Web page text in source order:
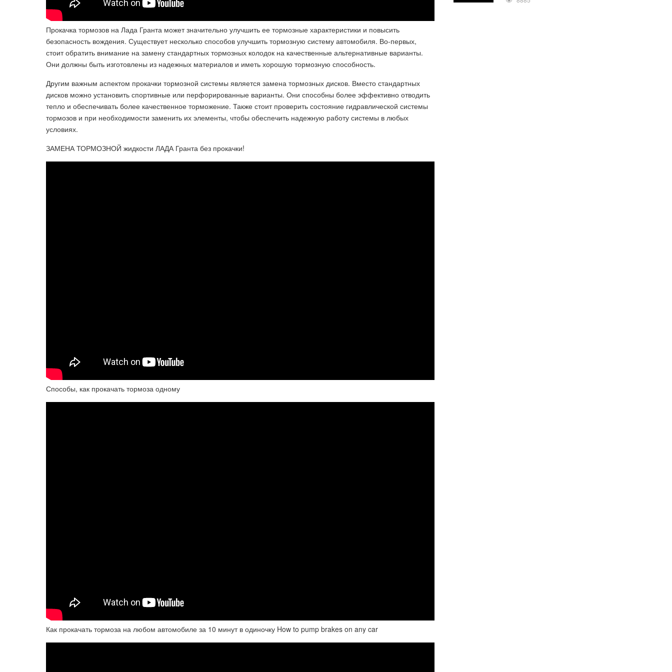
Прокачка тормозов на Лада Гранта может значительно улучшить ее тормозные характеристики и повысить
безопасность вождения. Существует несколько способов улучшить тормозную систему автомобиля. Во-первых,
стоит обратить внимание на замену стандартных тормозных колодок на качественные альтернативные варианты.
Они должны быть изготовлены из надежных материалов и иметь хорошую тормозную способность.
Другим важным аспектом прокачки тормозной системы является замена тормозных дисков. Вместо стандартных
дисков можно установить спортивные или перфорированные варианты. Они способны более эффективно отводить
тепло и обеспечивать более качественное торможение. Также стоит проверить состояние гидравлической системы
тормозов и при необходимости заменить их элементы, чтобы обеспечить надежную работу системы в любых
условиях.
ЗАМЕНА ТОРМОЗНОЙ жидкости ЛАДА Гранта без прокачки!
Способы, как прокачать тормоза одному
Как прокачать тормоза на любом автомобиле за 10 минут в одиночку How to pump brakes on any car